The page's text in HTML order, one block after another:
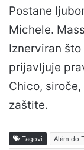
Postane
Michele.
Iznerviran što
prijavljuje
Chico,
zaštite.
Tagovi Além do